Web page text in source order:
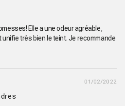
Elle a une odeur agréable,
très bien le teint. Je recommande
01/02/2022